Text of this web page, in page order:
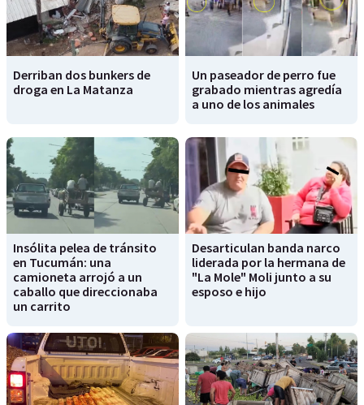
Derriban dos bunkers de
droga en La Matanza
Un paseador de perro fue
grabado mientras agredía
a uno de los animales
Insólita pelea de tránsito
en Tucumán: una
camioneta arrojó a un
caballo que direccionaba
un carrito
Desarticulan banda narco
liderada por la hermana de
"La Mole" Moli junto a su
esposo e hijo